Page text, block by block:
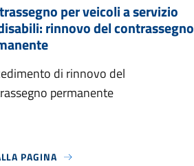
per veicoli a servizio
rinnovo del contrassegno
di rinnovo del
permanente
PAGINA